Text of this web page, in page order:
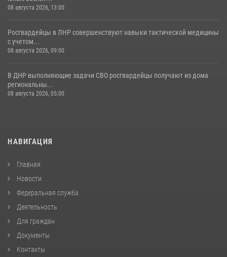
08 августа 2026, 13:00
Росгвардейцы в ЛНР совершенствуют навыки тактической медицины
с учетом...
08 августа 2026, 09:00
В ДНР выполняющие задачи СВО росгвардейцы получают из дома
региональны...
08 августа 2026, 05:00
НАВИГАЦИЯ
Главная
Новости
Федеральная служба
Деятельность
Для граждан
Документы
Контакты